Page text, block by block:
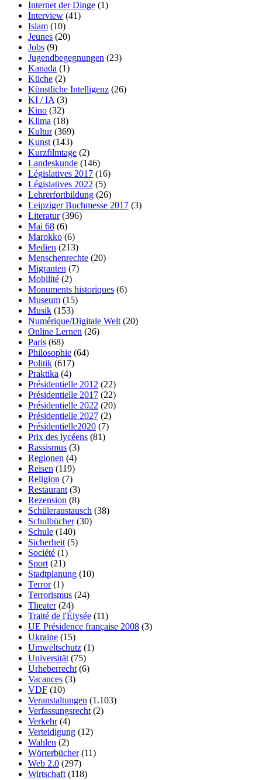
Internet der Dinge (1)
Interview (41)
Islam (10)
Jeunes (20)
Jobs (9)
Jugendbegegnungen (23)
Kanada (1)
Küche (2)
Künstliche Intelligenz (26)
KI / IA (3)
Kino (32)
Klima (18)
Kultur(369)
Kunst (143)
Kurzfilmtage (2)
Landeskunde (146)
Législatives 2017 (16)
Législatives 2022 (5)
Lehrerfortbildung (26)
Leipziger Buchmesse 2017 (3)
Literatur(396)
Mai 68 (6)
Marokko (6)
Medien (213)
Menschenrechte (20)
Migranten (7)
Mobilité (2)
Monuments historiques (6)
Museum (15)
Musik (153)
Numérique/Digitale Welt (20)
Online Lernen (26)
Paris (68)
Philosophie (64)
Politik (617)
Praktika (4)
Présidentielle 2012 (22)
Présidentielle 2017 (22)
Présidentielle 2022 (20)
Présidentielle 2027 (2)
Présidentielle2020 (7)
Prix des lycéens (81)
Rassismus (3)
Regionen (4)
Reisen (119)
Religion (7)
Restaurant (3)
Rezension (8)
Schüleraustausch (38)
Schulbücher(30)
Schule (140)
Sicherheit (5)
Société (1)
Sport (21)
Stadtplanung (10)
Terror(1)
Terrorismus (24)
Theater(24)
Traité de l'Élysée (11)
UE Présidence française 2008 (3)
Ukraine (15)
Umweltschutz (1)
Universität (75)
Urheberrecht (6)
Vacances (3)
VDF (10)
Veranstaltungen (1.103)
Verfassungsrecht (2)
Verkehr(4)
Verteidigung (12)
Wahlen (2)
Wörterbücher(11)
Web 2.0 (297)
Wirtschaft (118)